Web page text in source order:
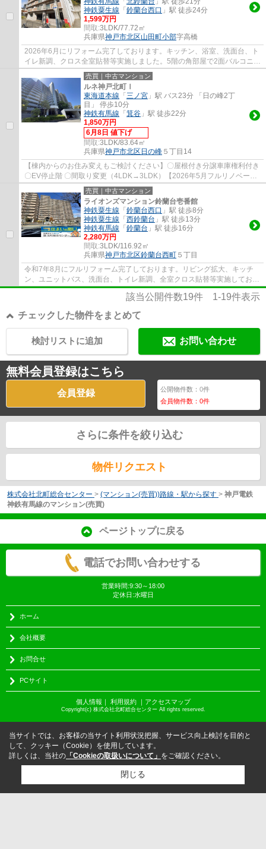
神鉄粟生線 「 鈴蘭台西口 」駅 徒歩24分
1,599万円
間取:3LDK/77.72㎡
兵庫県神戸市北区山田町小部字高橋
2026年6月にリフォーム完了しております。キッチン、浴室、洗面台、ト
イレ新調、クロス全室貼替等実施しました。5階の角部屋で2面バルコニー
で陽当り・通風良好です。ペット飼育可なの...
売買｜中古マンション
ルネ神戸北町Ⅰ
東海道本線 「 三ノ宮 」駅 バス23分 「日の峰2丁
目」 停歩10分
神鉄有馬線 「 箕谷 」駅 徒歩22分
1,850万円
6月8日 値下げ
間取:3LDK/83.64㎡
兵庫県神戸市北区 日の峰 ５丁目14
【棟内からのお住み変えもご検討ください】〇屋根付き分譲車庫権利付き
〇EV停止階 〇間取り変更（4LDK→3LDK）【2026年5月フルリノベーシ
ョン】〇ビルトイン食洗機付きシステムキッチン...
売買｜中古マンション
ライオンズマンション鈴蘭台壱番館
神鉄粟生線 「 鈴蘭台西口 」駅 徒歩8分
神鉄粟生線 「 西鈴蘭台 」駅 徒歩13分
神鉄有馬線 「 鈴蘭台 」駅 徒歩16分
2,280万円
間取:3LDK/116.92㎡
兵庫県神戸市北区鈴蘭台西町 ５丁目
令和7年8月にフルリフォーム完了しております。リビング拡大、キッチ
ン、ユニットバス、洗面台、トイレ新調、全室クロス貼替等実施しており
ます。南・東・北の３方角部屋で玄関ポーチ...
該当公開件数19件 1-19件表示
チェックした物件をまとめて
お問い合わせ
検討リストに追加
無料会員登録はこちら
会員登録 公開物件数：0件
会員物件数：0件
さらに条件を絞り込む
物件リクエスト
株式会社北町総合センター > (マンション(売買))路線・駅から探す > 神戸電鉄
神鉄有馬線のマンション(売買)
ページトップに戻る
電話でお問い合わせする
営業時間:9:30～18:00
定休日:水曜日
ホーム
会社概要
お問合せ
PCサイト
個人情報 利用規約｜ アクセスマップ
Copyright(c) 株式会社北町総合センター All rights reserved.
当サイトでは、お客様の当サイト利用状況把握、サービス向上検討を目的と
して、クッキー（Cookie）を使用しています。
詳しくは、当社の 「Cookieの取扱いについて」 をご確認ください。
閉じる